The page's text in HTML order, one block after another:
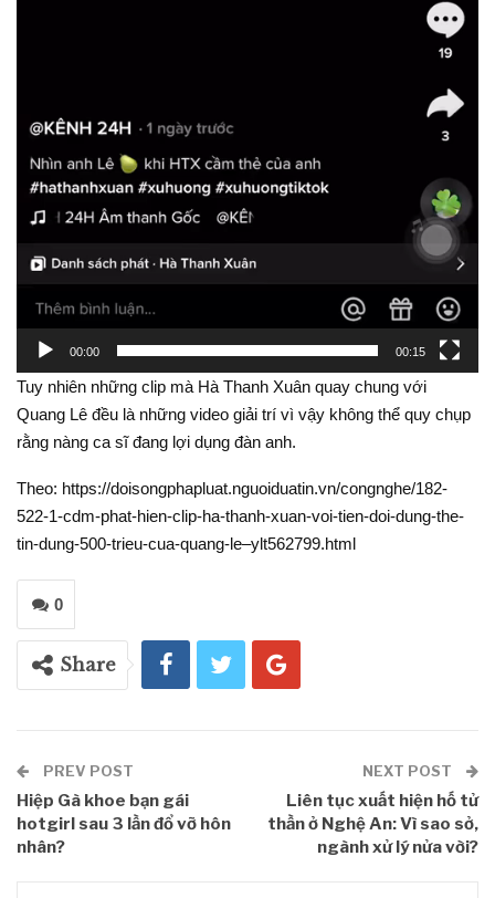
00:00 00:15
Tuy nhiên những clip mà Hà Thanh Xuân quay chung với
Quang Lê đều là những video giải trí vì vậy không thể quy chụp
rằng nàng ca sĩ đang lợi dụng đàn anh.
Theo: https://doisongphapluat.nguoiduatin.vn/congnghe/182-
522-1-cdm-phat-hien-clip-ha-thanh-xuan-voi-tien-doi-dung-the-
tin-dung-500-trieu-cua-quang-le–ylt562799.html
0
Share
PREV POST
Hiệp Gà khoe bạn gái
hotgirl sau 3 lần đổ vỡ hôn
nhân?
NEXT POST
Liên tục xuất hiện hố tử
thần ở Nghệ An: Vì sao sở,
ngành xử lý nửa vời?